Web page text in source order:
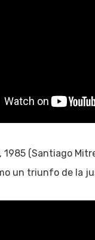
(Santiago
un triunfo de la